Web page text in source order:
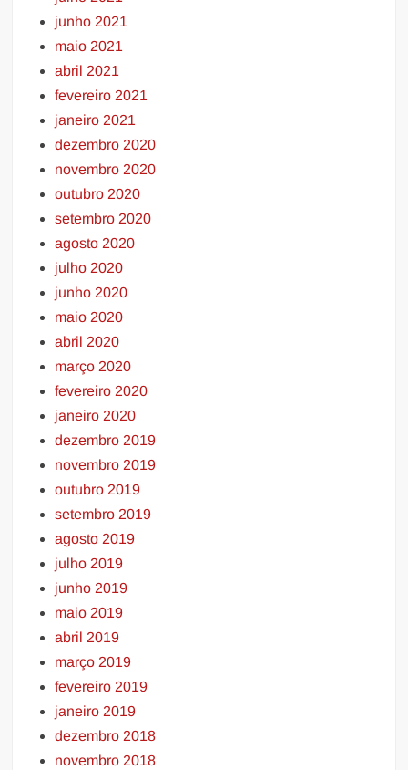
junho 2021
maio 2021
abril 2021
fevereiro 2021
janeiro 2021
dezembro 2020
novembro 2020
outubro 2020
setembro 2020
agosto 2020
julho 2020
junho 2020
maio 2020
abril 2020
março 2020
fevereiro 2020
janeiro 2020
dezembro 2019
novembro 2019
outubro 2019
setembro 2019
agosto 2019
julho 2019
junho 2019
maio 2019
abril 2019
março 2019
fevereiro 2019
janeiro 2019
dezembro 2018
novembro 2018